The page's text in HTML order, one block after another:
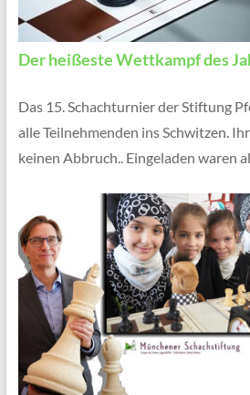
Der heißeste Wettkampf des
Das 15. Schachturnier der Stiftung
alle Teilnehmenden ins Schwitzen.
keinen Abbruch.. Eingeladen waren